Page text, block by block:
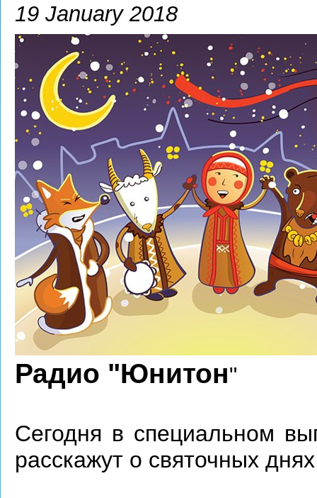
19 January 2018
Радио "Юнитон"
Сегодня в специальном
расскажут о святочных